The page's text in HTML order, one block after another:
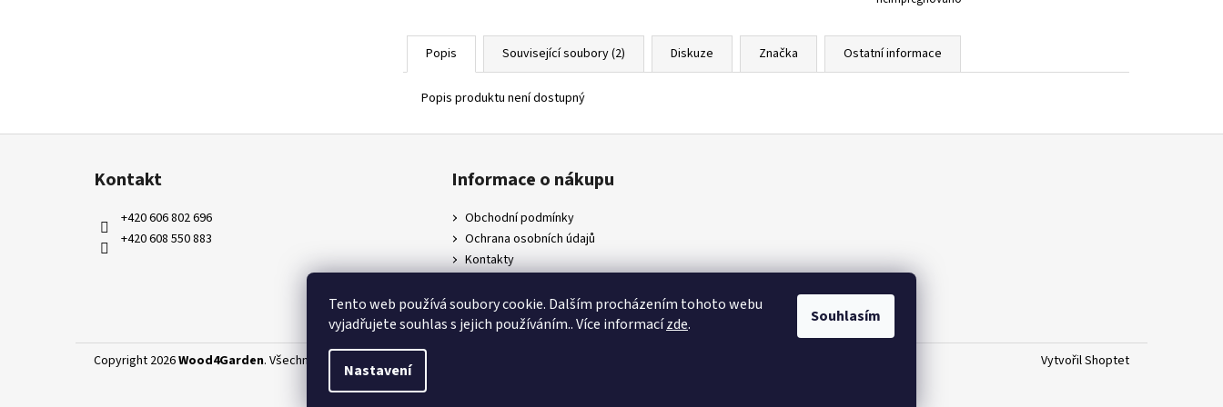
Tento web používá soubory cookie. Dalším procházením tohoto webu
vyjadřujete souhlas s jejich používáním.. Více informacízde.
Nastavení
Souhlasím
Popis Související soubory (2) Diskuze Značka Ostatní informace
Popis produktu není dostupný
Z
Kontakt
+420 606 802 696
+420 608 550 883
Informace o nákupu
Obchodní podmínky
Ochrana osobních údajů
Kontakty
Napište nám
Vytvořil Shoptet
Copyright 2026Wood4Garden. Všechna práva vyhrazena.